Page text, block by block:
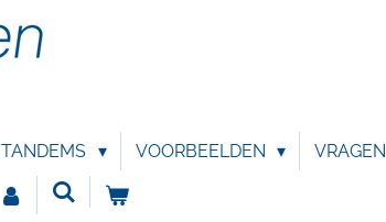
TANDEMS VOORBEELDEN VRAGEN